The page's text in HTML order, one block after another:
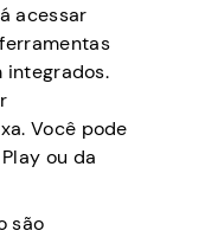
acessar
integrados.
Você pode
ou da
são